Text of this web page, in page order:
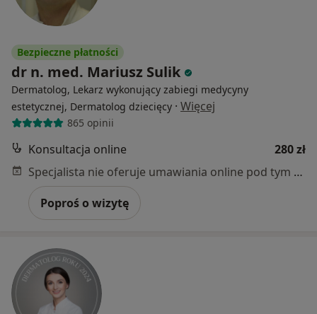
Bezpieczne płatności
dr n. med. Mariusz Sulik
Dermatolog, Lekarz wykonujący zabiegi medycyny
estetycznej, Dermatolog dziecięcy · Więcej
865 opinii
Konsultacja online
280 zł
Specjalista nie oferuje umawiania online pod tym adresem.
Poproś o wizytę